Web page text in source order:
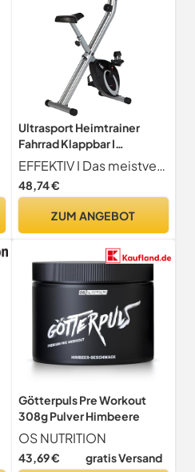
Ultrasport Heimtrainer
Fahrrad Klappbar I
Hometrainer Fahrrad
Klappbar mit Komfort-
Sattel I Ergometer
Indoor Bike, Trimmrad
EFFEKTIV I Das meistverkaufte F-Bike zur Stärkung von Herz-Kreislauf, Gewichtsreduktion und grenzenloses Wohlbefinden. Ultrasport ist seit 2008 die Heimfitness Marke mit über 5 Mio. verkauften Produkten.
48,74 €
ZUM ANGEBOT
Götterpuls Pre Workout
308g Pulver Himbeere
OS NUTRITION
43,69 € gratis Versand